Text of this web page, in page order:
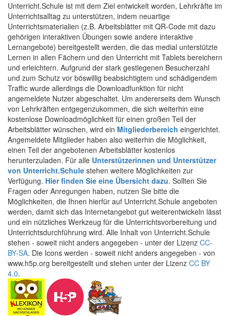
Unterricht.Schule ist mit dem Ziel entwickelt worden, Lehrkräfte im
Unterrichtsalltag zu unterstützen, indem neuartige
Unterrichtsmaterialien (z.B. Arbeitsblätter mit QR-Code mit dazu
gehörigen interaktiven Übungen sowie andere interaktive
Lernangebote) bereitgestellt werden, die das medial unterstützte
Lernen in allen Fächern und den Unterricht mit Tablets bereichern
und erleichtern. Aufgrund der stark gestiegenen Besucherzahl
und zum Schutz vor böswillig beabsichtigtem und schädigendem
Traffic wurde allerdings die Downloadfunktion für nicht
angemeldete Nutzer abgeschaltet. Um andererseits dem Wunsch
von Lehrkräften entgegenzukommen, die sich weiterhin eine
kostenlose Downloadmöglichkeit für einen großen Teil der
Arbeitsblätter wünschen, wird ein Mitgliederbereich eingerichtet.
Angemeldete Mitglieder haben also weiterhin die Möglichkeit,
einen Teil der angebotenen Arbeitsblätter kostenlos
herunterzuladen. Für alle Unterstützerinnen und Unterstützer
von Unterricht.Schule stehen weitere Möglichkeiten zur
Verfügung. Hier finden Sie eine Übersicht dazu. Sollten Sie
Fragen oder Anregungen haben, nutzen Sie bitte die
Möglichkeiten, die Ihnen hierfür auf Unterricht.Schule angeboten
werden, damit sich das Internetangebot gut weiterentwickeln lässt
und ein nützliches Werkzeug für die Unterrichtsvorbereitung und
Unterrichtsdurchführung wird. Alle Inhalt von Unterricht.Schule
stehen - soweit nicht anders angegeben - unter der Lizenz CC-
BY-SA. Die Icons werden - soweit nicht anders angegeben - von
www.h5p.org bereitgestellt und stehen unter der Lizenz CC BY
4.0.